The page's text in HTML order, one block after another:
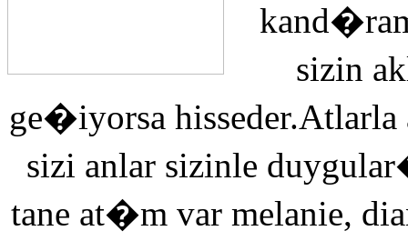
sizin
ge�iyorsa
sizi anlar sizinle
tane at�m var melanie,